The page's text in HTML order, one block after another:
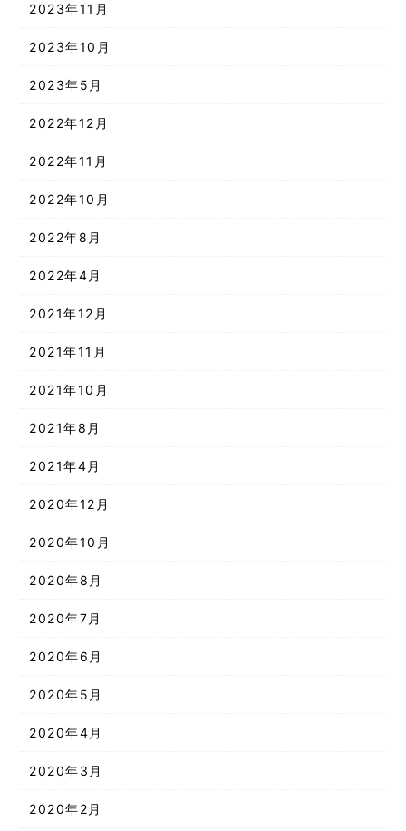
2023年11月
2023年10月
2023年5月
2022年12月
2022年11月
2022年10月
2022年8月
2022年4月
2021年12月
2021年11月
2021年10月
2021年8月
2021年4月
2020年12月
2020年10月
2020年8月
2020年7月
2020年6月
2020年5月
2020年4月
2020年3月
2020年2月